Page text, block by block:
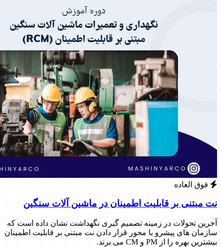
فوق العاده
نت مبتنی بر قابلیت اطمینان در ماشین آلات سنگین
آخرین تحولات در زمینه تصمیم گیری نگهداشت نشان داده است که
سازمان های پیشرو با محور قرار دادن نت مبتنی بر قابلیت اطمینان
بیشترین بهره را از PM و CM می برند.